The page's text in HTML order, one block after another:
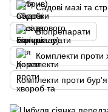
Садові мазі та
Біопрепарати
Комплекти проти
Комплекти проти